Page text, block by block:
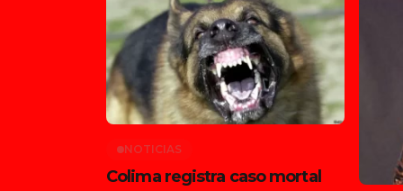
NOTICIAS
Colima registra caso mortal